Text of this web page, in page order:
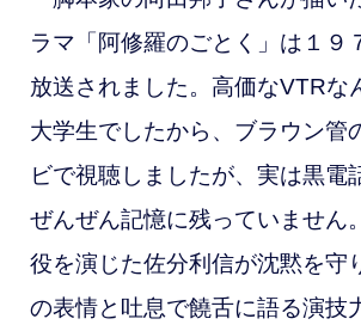
ラマ「阿修羅のごとく」は１９
放送されました。高価なVTRな
大学生でしたから、ブラウン管
ビで視聴しましたが、実は黒電
ぜんぜん記憶に残っていません
役を演じた佐分利信が沈黙を守
の表情と吐息で饒舌に語る演技